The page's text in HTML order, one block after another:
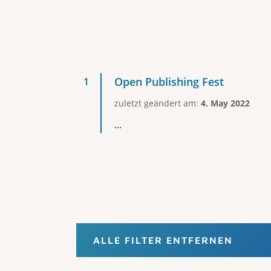
Open Publishing Fest
zuletzt geändert am: 4. May 2022
...
ALLE FILTER ENTFERNEN